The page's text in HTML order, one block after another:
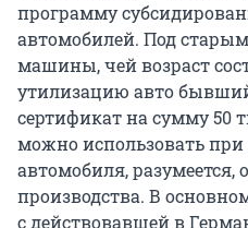
программу
автомобилей. Под
машины, чей возраст
утилизацию авто
сертификат на сумму 50
можно использовать при
автомобиля, разумеется,
производства. В
с действовавшей в